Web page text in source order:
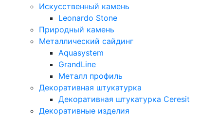
Искусственный камень
Leonardo Stone
Природный камень
Металлический сайдинг
Aquasystem
GrandLine
Металл профиль
Декоративная штукатурка
Декоративная штукатурка Ceresit
Декоративные изделия